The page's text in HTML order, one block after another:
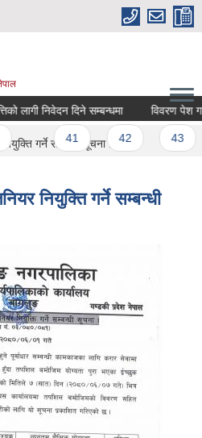
लागी निवेदन दिने सम्बन्धमा विवरण पेश गर्ने
… 41 42
गर्ने सम्बन्धी सूचना !!!
नियुक्ति गर्ने सम्बन्धी